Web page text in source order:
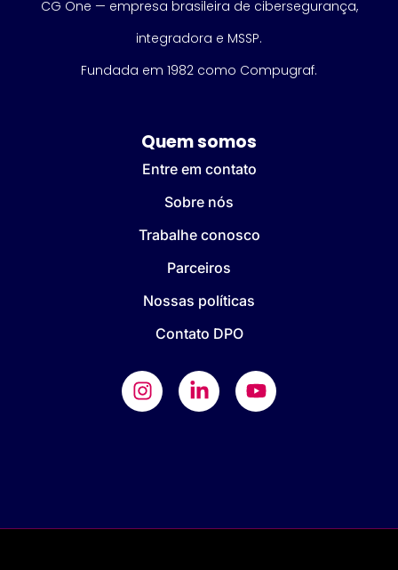
CG One — empresa brasileira de cibersegurança,
integradora e MSSP.
Fundada em 1982 como Compugraf.
Quem somos
Entre em contato
Sobre nós
Trabalhe conosco
Parceiros
Nossas políticas
Contato DPO